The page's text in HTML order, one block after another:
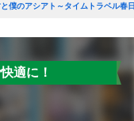
僕のアシアト～タイムトラベル春
適に！